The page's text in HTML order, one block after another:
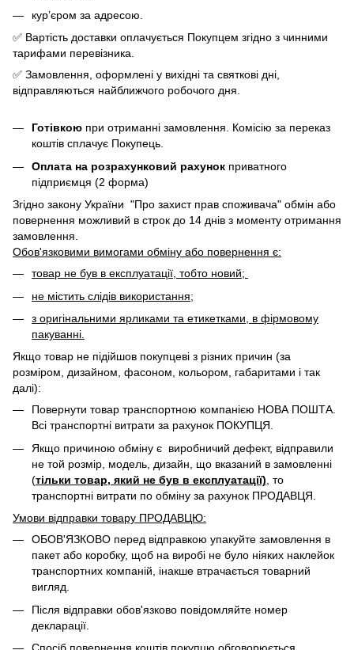
кур’єром за адресою.
✅ Вартість доставки оплачується Покупцем згідно з чинними
тарифами перевізника.
✅ Замовлення, оформлені у вихідні та святкові дні,
відправляються найближчого робочого дня.
Готівкою при отриманні замовлення. Комісію за переказ
коштів сплачує Покупець.
Оплата на розрахунковий рахунок приватного
підприємця (2 форма)
Згідно закону України "Про захист прав споживача" обмін або
повернення можливий в строк до 14 днів з моменту отримання
замовлення.
Обов'язковими вимогами обміну або повернення є:
товар не був в експлуатації, тобто новий;
не містить слідів використання;
з оригінальними ярликами та етикетками, в фірмовому
пакуванні.
Якщо товар не підійшов покупцеві з різних причин (за
розміром, дизайном, фасоном, кольором, габаритами і так
далі):
Повернути товар транспортною компанією НОВА ПОШТА.
Всі транспортні витрати за рахунок ПОКУПЦЯ.
Якщо причиною обміну є виробничий дефект, відправили
не той розмір, модель, дизайн, що вказаний в замовленні
(тільки товар, який не був в експлуатації) , то
транспортні витрати по обміну за рахунок ПРОДАВЦЯ. ​
Умови відправки товару ПРОДАВЦЮ:
ОБОВ'ЯЗКОВО перед відправкою упакуйте замовлення в
пакет або коробку, щоб на виробі не було ніяких наклейок
транспортних компаній, інакше втрачається товарний
вигляд.
Після відправки обов'язково повідомляйте номер
декларації.